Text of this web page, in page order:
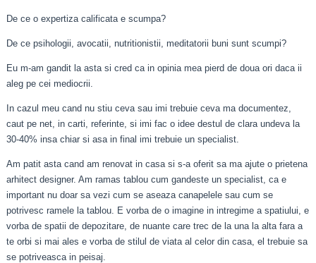
De ce o expertiza calificata e scumpa?
De ce psihologii, avocatii, nutritionistii, meditatorii buni sunt scumpi?
Eu m-am gandit la asta si cred ca in opinia mea pierd de doua ori daca ii
aleg pe cei mediocrii.
In cazul meu cand nu stiu ceva sau imi trebuie ceva ma documentez,
caut pe net, in carti, referinte, si imi fac o idee destul de clara undeva la
30-40% insa chiar si asa in final imi trebuie un specialist.
Am patit asta cand am renovat in casa si s-a oferit sa ma ajute o prietena
arhitect designer. Am ramas tablou cum gandeste un specialist, ca e
important nu doar sa vezi cum se aseaza canapelele sau cum se
potrivesc ramele la tablou. E vorba de o imagine in intregime a spatiului, e
vorba de spatii de depozitare, de nuante care trec de la una la alta fara a
te orbi si mai ales e vorba de stilul de viata al celor din casa, el trebuie sa
se potriveasca in peisaj.